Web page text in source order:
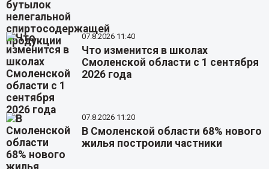
07.8.2026 11:40
Что изменится в школах
Смоленской области с 1 сентября
2026 года
07.8.2026 11:20
В Смоленской области 68% нового
жилья построили частники